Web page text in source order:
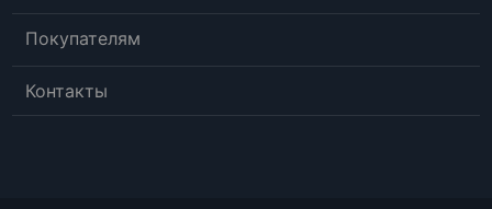
Покупателям
Контакты